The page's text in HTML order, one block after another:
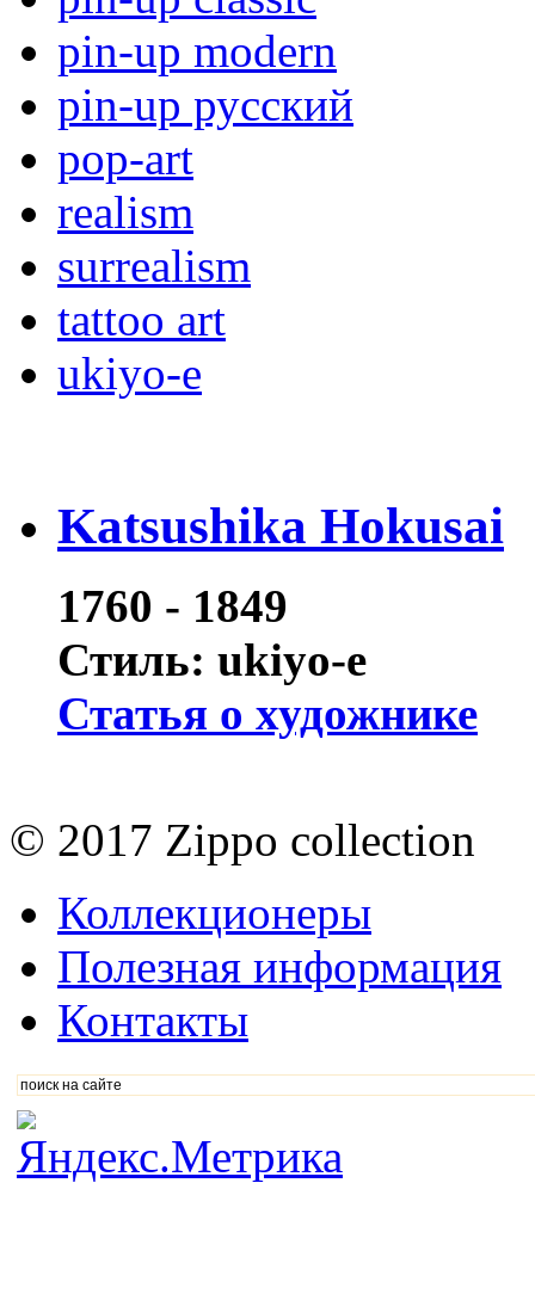
pin-up modern
pin-up русский
pop-art
realism
surrealism
tattoo art
ukiyo-e
Katsushika Hokusai
1760 - 1849
Стиль: ukiyo-e
Статья о художнике
© 2017 Zippo collection
Коллекционеры
Полезная информация
Контакты